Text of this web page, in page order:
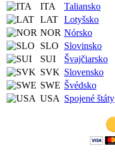
ITA
Taliansko
LAT Lotyšsko
NOR Nórsko
SLO
Slovinsko
SUI
Švajčiarsko
SVK Slovensko
SWE Švédsko
USA Spojené štáty